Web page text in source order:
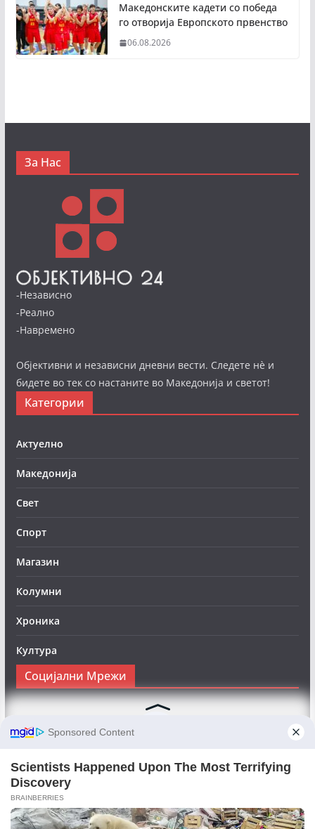
Македонските кадети со победа
го отворија Европското првенство
06.08.2026
За Нас
-Независно
-Реално
-Навремено
Објективни и независни дневни вести. Следете нè и
бидете во тек со настаните во Македонија и светот!
Категории
Актуелно
Македонија
Свет
Спорт
Магазин
Колумни
Хроника
Култура
Социјални Мрежи
Следете нè на Фејсбук за да сте во тек со најновите